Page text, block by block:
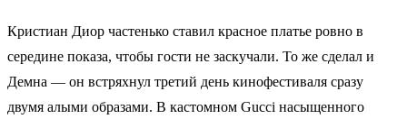
Кристиан Диор частенько ставил красное платье ровно в
середине показа, чтобы гости не заскучали. То же сделал и
Демна — он встряхнул третий день кинофестиваля сразу
двумя алыми образами. В кастомном Gucci насыщенного